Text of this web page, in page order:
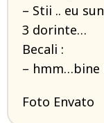
– Stii .. eu
3 dorinte…
Becali :
– hmm…bine
Foto Envato